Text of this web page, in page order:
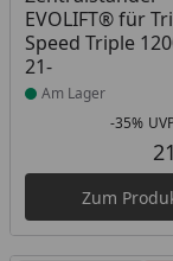
EVOLIFT® für
Speed Triple
21-
Am Lager
-35%
Zum